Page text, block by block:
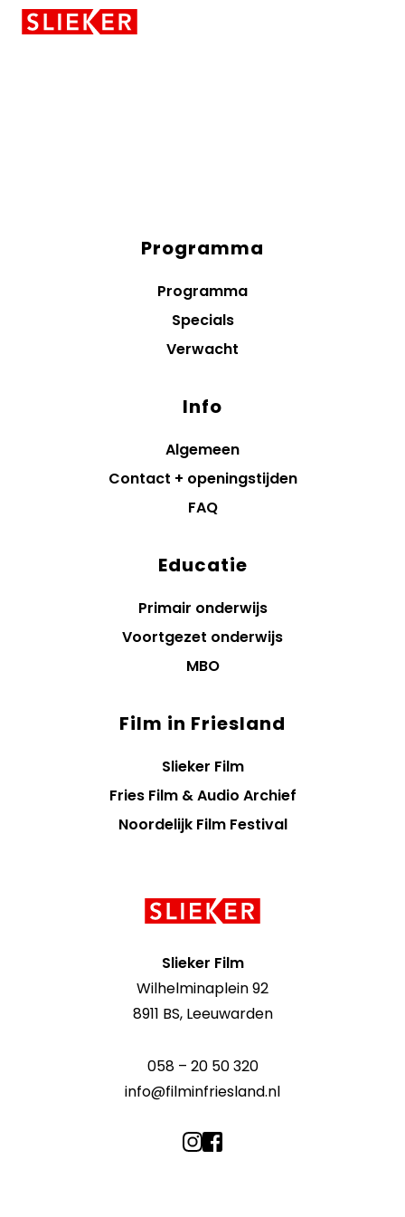
Skiplinks
Programma
Programma
Specials
Verwacht
Info
Algemeen
Contact + openingstijden
FAQ
Educatie
Primair onderwijs
Voortgezet onderwijs
MBO
Film in Friesland
Slieker Film
Fries Film & Audio Archief
Noordelijk Film Festival
Slieker Film
Wilhelminaplein 92
8911 BS, Leeuwarden
058 – 20 50 320
info@filminfriesland.nl